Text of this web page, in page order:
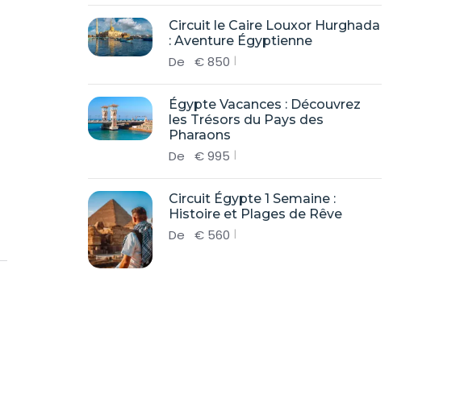
Circuit le Caire Louxor Hurghada
: Aventure Égyptienne
De €850
Égypte Vacances : Découvrez
les Trésors du Pays des
Pharaons
De €995
Circuit Égypte 1 Semaine :
Histoire et Plages de Rêve
De € 560